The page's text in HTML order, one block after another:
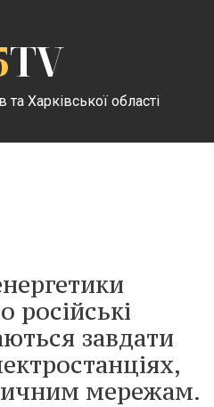
TV
Харківської області
російські
завдати
мережам.